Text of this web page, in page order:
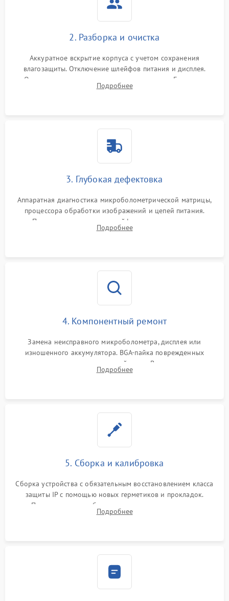
2. Разборка и очистка
Аккуратное вскрытие корпуса с учетом сохранения
влагозащиты. Отключение шлейфов питания и дисплея.
Очистка внутренних плат от окислов и пыли. Бережная
обработка германиевого объектива специализированными
Подробнее
3. Глубокая дефектовка
Аппаратная диагностика микроболометрической матрицы,
процессора обработки изображений и цепей питания.
Проверка целостности шлейфов, модуля памяти и
интерфейсов связи. Выявление сгоревших SMD-компонентов
Подробнее
4. Компонентный ремонт
Замена неисправного микроболометра, дисплея или
изношенного аккумулятора. BGA-пайка поврежденных
контроллеров на материнской плате. Восстановление
разъемов и кнопок, замена поврежденных элементов
Подробнее
5. Сборка и калибровка
Сборка устройства с обязательным восстановлением класса
защиты IP с помощью новых герметиков и прокладок.
Программная калибровка матрицы по эталонному
абсолютно черному телу для точного измерения температур.
Подробнее